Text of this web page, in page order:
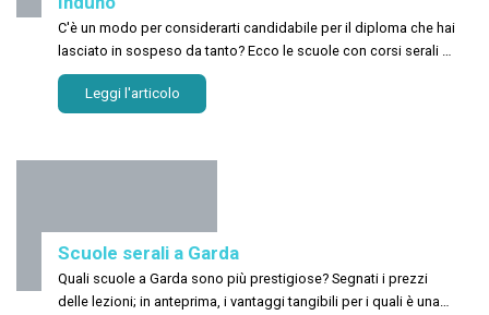
C'è un modo per considerarti candidabile per il diploma che hai
lasciato in sospeso da tanto? Ecco le scuole con corsi serali a
Robecchetto con Induno
Leggi l'articolo
Scuole serali a Garda
Quali scuole a Garda sono più prestigiose? Segnati i prezzi
delle lezioni; in anteprima, i vantaggi tangibili per i quali è una